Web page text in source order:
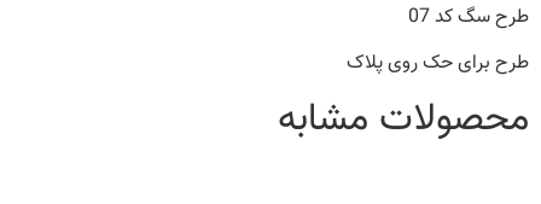
طرح سگ کد 07
طرح برای حک روی پلاک
محصولات مشابه